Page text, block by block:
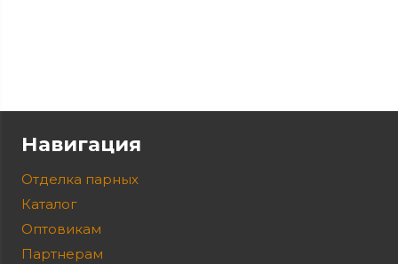
Навигация
Отделка парных
Каталог
Оптовикам
Партнерам